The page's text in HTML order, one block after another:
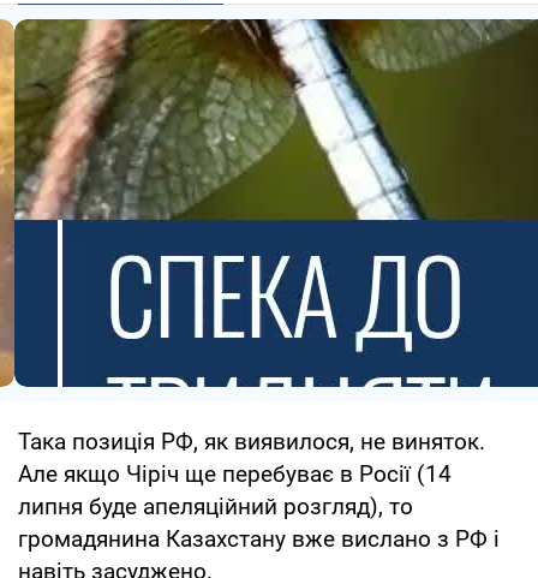
Така позиція РФ, як виявилося, не виняток.
Але якщо Чіріч ще перебуває в Росії (14
липня буде апеляційний розгляд), то
громадянина Казахстану вже вислано з РФ і
навіть засуджено.